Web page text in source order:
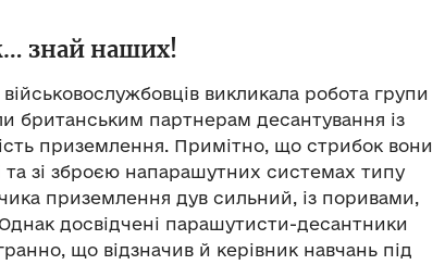
знай наших!
викликала робота групи
британським партнерам десантування із
приземлення. Примітно, що стрибок вони
зі зброєю напарашутних системах типу
приземлення дув сильний, із поривами,
досвідчені парашутисти-десантники
що відзначив й керівник навчань під